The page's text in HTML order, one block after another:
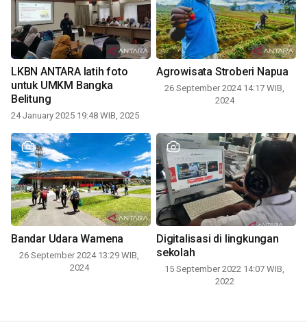
LKBN ANTARA latih foto
untuk UMKM Bangka
Belitung
24 January 2025 19:48 WIB, 2025
Agrowisata Stroberi Napua
26 September 2024 14:17 WIB,
2024
Bandar Udara Wamena
26 September 2024 13:29 WIB,
2024
Digitalisasi di lingkungan
sekolah
15 September 2022 14:07 WIB,
2022